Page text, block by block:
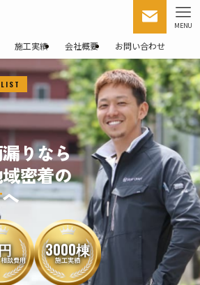
MENU
施工実績 会社概要 お問い合わせ
りなら
密着の
へ
談費用
3000棟
施工実績